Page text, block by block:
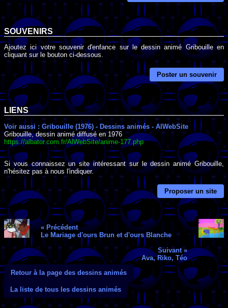
SOUVENIRS
Ajoutez ici votre souvenir d'enfance sur le dessin animé Gribouille en
cliquant sur le bouton ci-dessous.
Poster un souvenir
LIENS
Voir aussi : Gribouille (1976) - Dessins animés - AlWebSite
Gribouille, dessin animé diffusé en 1976
https://albator.com.fr/AlWebSite/anime-177.php
Si vous connaissez un site intéressant sur le dessin animé Gribouille,
n'hésitez pas à nous l'indiquer.
Proposer un site
« Précédent
Le Mariage d'ours Brun et d'ours Blanche
Suivant »
Ava, Riko, Téo
Retour à la page des dessins animés
La liste de tous les dessins animés